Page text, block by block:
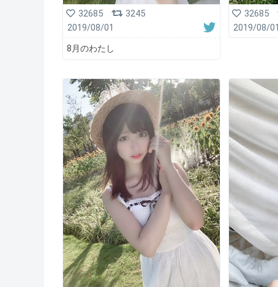
32685
3245
2019/08/01
8月のわたし
32685
2019/08/01